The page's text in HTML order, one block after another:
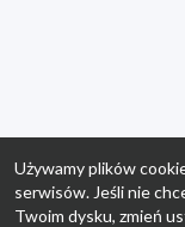
Używamy plików
serwisów. Jeśli nie
Twoim dysku, zmień